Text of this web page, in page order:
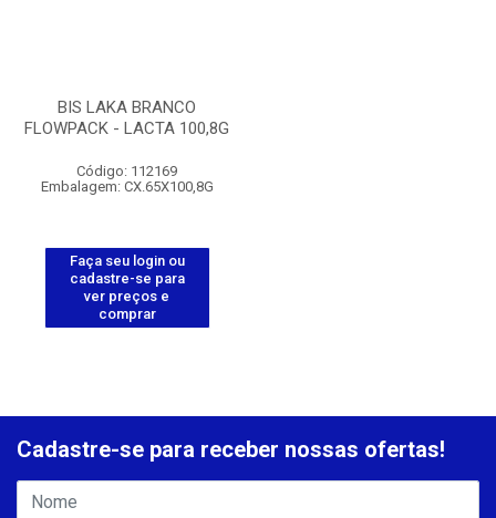
BIS LAKA BRANCO
FLOWPACK - LACTA 100,8G
Código: 112169
Embalagem: CX.65X100,8G
Faça seu login ou
cadastre-se para
ver preços e
comprar
Cadastre-se para receber nossas ofertas!